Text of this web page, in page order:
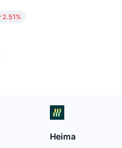
2.51%
Heima